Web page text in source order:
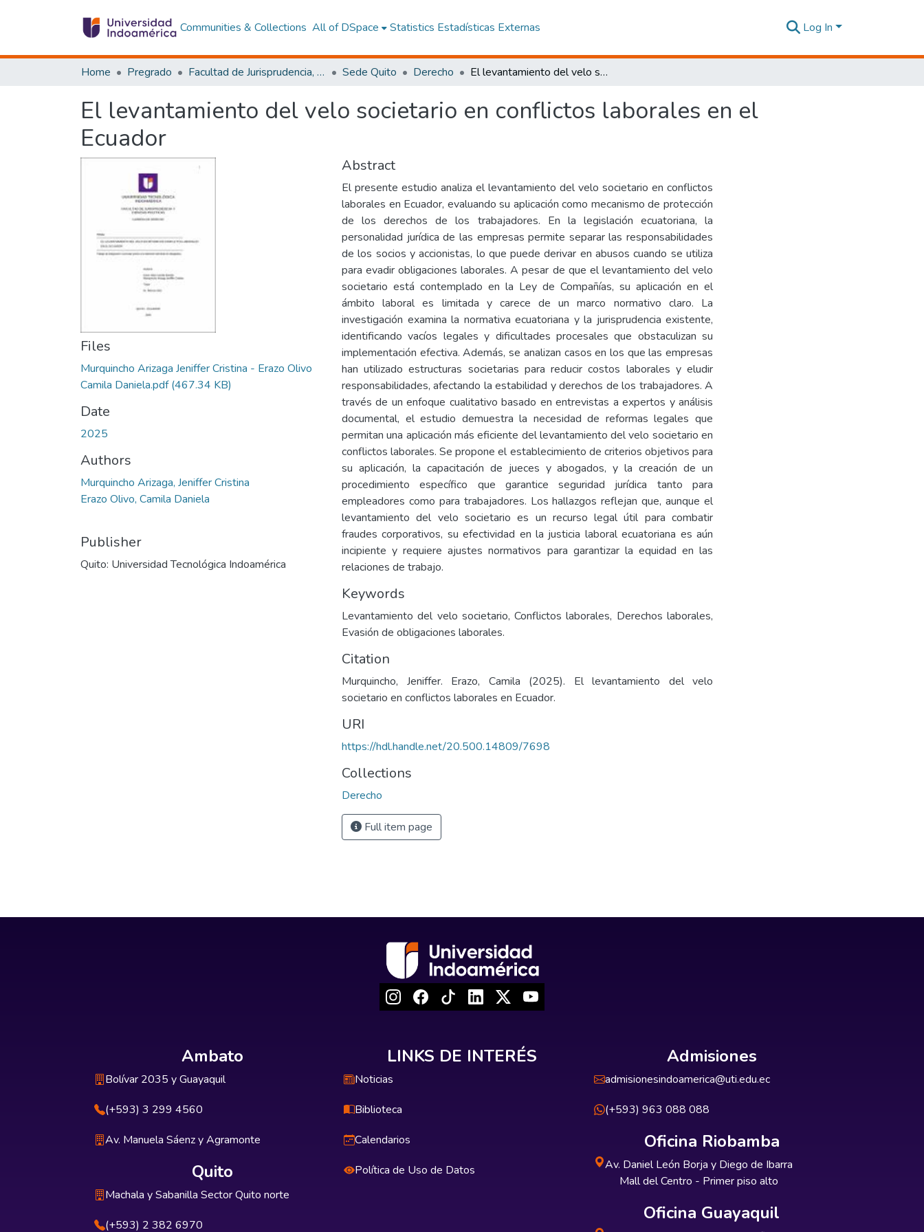
Communities & Collections All of DSpace Statistics Estadísticas Externas Log In
Home Pregrado Facultad de Jurisprudencia, Ciencias Políticas y Económicas Sede Quito Derecho El levantamiento del velo societario en conflictos laborales en el Ecuador
El levantamiento del velo societario en conflictos laborales en el
Ecuador
Files
Murquincho Arizaga Jeniffer Cristina - Erazo Olivo
Camila Daniela.pdf(467.34 KB)
Date
2025
Authors
Murquincho Arizaga, Jeniffer Cristina
Erazo Olivo, Camila Daniela
Publisher
Quito: Universidad Tecnológica Indoamérica
Abstract
El presente estudio analiza el levantamiento del velo societario en conflictos
laborales en Ecuador, evaluando su aplicación como mecanismo de protección
de los derechos de los trabajadores. En la legislación ecuatoriana, la
personalidad jurídica de las empresas permite separar las responsabilidades
de los socios y accionistas, lo que puede derivar en abusos cuando se utiliza
para evadir obligaciones laborales. A pesar de que el levantamiento del velo
societario está contemplado en la Ley de Compañías, su aplicación en el
ámbito laboral es limitada y carece de un marco normativo claro. La
investigación examina la normativa ecuatoriana y la jurisprudencia existente,
identificando vacíos legales y dificultades procesales que obstaculizan su
implementación efectiva. Además, se analizan casos en los que las empresas
han utilizado estructuras societarias para reducir costos laborales y eludir
responsabilidades, afectando la estabilidad y derechos de los trabajadores. A
través de un enfoque cualitativo basado en entrevistas a expertos y análisis
documental, el estudio demuestra la necesidad de reformas legales que
permitan una aplicación más eficiente del levantamiento del velo societario en
conflictos laborales. Se propone el establecimiento de criterios objetivos para
su aplicación, la capacitación de jueces y abogados, y la creación de un
procedimiento específico que garantice seguridad jurídica tanto para
empleadores como para trabajadores. Los hallazgos reflejan que, aunque el
levantamiento del velo societario es un recurso legal útil para combatir
fraudes corporativos, su efectividad en la justicia laboral ecuatoriana es aún
incipiente y requiere ajustes normativos para garantizar la equidad en las
relaciones de trabajo.
Keywords
Levantamiento del velo societario, Conflictos laborales, Derechos laborales,
Evasión de obligaciones laborales.
Citation
Murquincho, Jeniffer. Erazo, Camila (2025). El levantamiento del velo
societario en conflictos laborales en Ecuador.
URI
https://hdl.handle.net/20.500.14809/7698
Collections
Derecho
Full item page
Ambato
Bolívar 2035 y Guayaquil
(+593) 3 299 4560
Av. Manuela Sáenz y Agramonte
Quito
Machala y Sabanilla Sector Quito norte
(+593) 2 382 6970
LINKS DE INTERÉS
Noticias
Biblioteca
Calendarios
Política de Uso de Datos
Admisiones
admisionesindoamerica@uti.edu.ec
(+593) 963 088 088
Oficina Riobamba
Av. Daniel León Borja y Diego de Ibarra
Mall del Centro - Primer piso alto
Oficina Guayaquil